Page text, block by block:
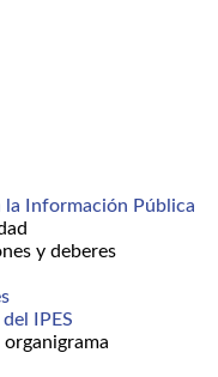
la Información Pública
y deberes
IPES